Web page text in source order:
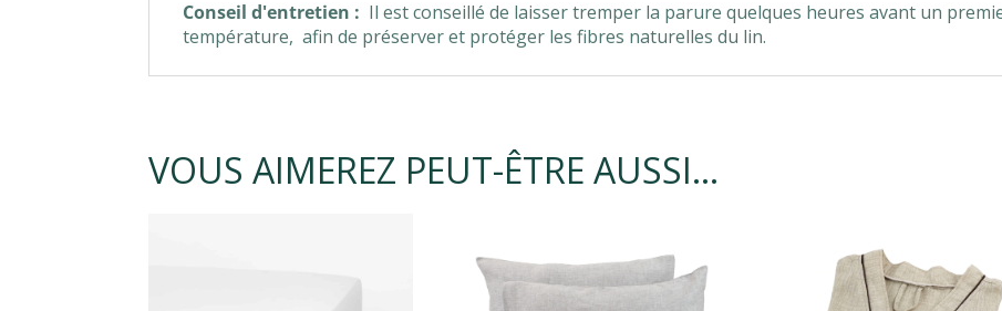
Conseil d'entretien : Il est conseillé de laisser tremper la parure quelques heures avant un
température, afin de préserver et protéger les fibres naturelles du lin.
VOUS AIMEREZ PEUT-ÊTRE AUSSI…